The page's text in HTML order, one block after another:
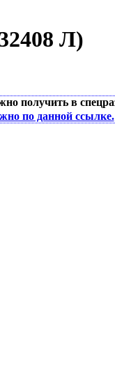
Л)
получить в
по данной ссылке.